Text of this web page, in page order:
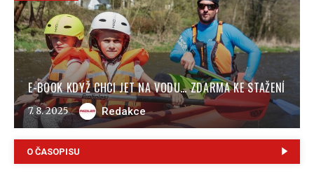
E-BOOK KDYŽ CHCI JET NA VODU… ZDARMA KE STAŽENÍ
7. 8. 2025 Redakce
O ČASOPISU